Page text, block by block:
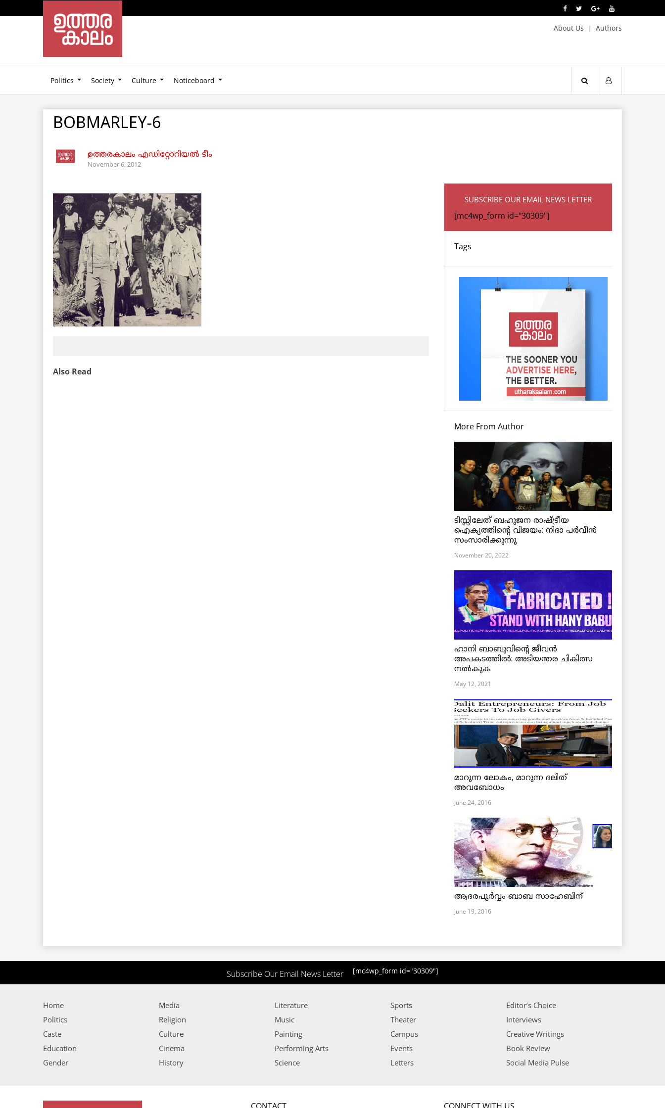
About Us Authors
Politics Society Culture Noticeboard
BOBMARLEY-6
ഉത്തരകാലം എഡിറ്റോറിയല്‍ ടീം
November 6, 2012
Also Read
SUBSCRIBE OUR EMAIL NEWS LETTER
[mc4wp_form id="30309"]
Tags
More From Author
ടിസ്സിലേത് ബഹുജന രാഷ്ട്രീയ
ഐക്യത്തിന്റെ വിജയം: നിദാ പർവീൻ
സംസാരിക്കുന്നു
November 20, 2022
ഹാനി ബാബുവിന്റെ ജീവൻ
അപകടത്തിൽ: അടിയന്തര ചികിത്സ
നൽകുക
May 12, 2021
മാറുന്ന ലോകം, മാറുന്ന ദലിത്
അവബോധം
June 24, 2016
ആദരപൂര്‍വ്വം ബാബ സാഹേബിന്
June 19, 2016
Subscribe Our Email News Letter [mc4wp_form id="30309"]
Home
Politics
Caste
Education
Gender
Media
Religion
Culture
Cinema
History
Literature
Music
Painting
Performing Arts
Science
Sports
Theater
Campus
Events
Letters
Editor’s Choice
Interviews
Creative Writings
Book Review
Social Media Pulse